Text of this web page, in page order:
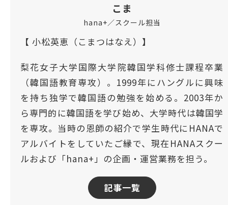
こま
hana+／スクール担当
【 小松英恵（こまつはなえ）】
梨花女子大学国際大学院韓国学科修士課程卒業
（韓国語教育専攻）。1999年にハングルに興味
を持ち独学で韓国語の勉強を始める。2003年か
ら専門的に韓国語を学び始め、大学時代は韓国学
を専攻。当時の恩師の紹介で学生時代にHANAで
アルバイトをしていたご縁で、現在HANAスクー
ルおよび「hana+」の企画・運営業務を担う。
記事一覧